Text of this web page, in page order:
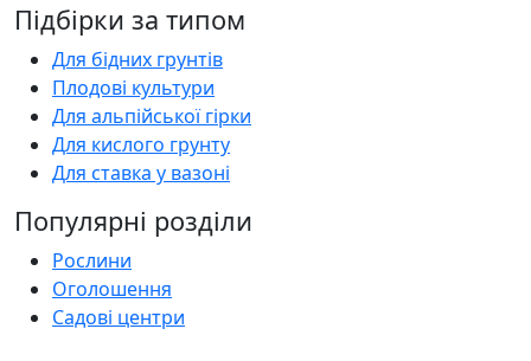
Підбірки за типом
Для бідних грунтів
Плодові культури
Для альпійської гірки
Для кислого грунту
Для ставка у вазоні
Популярні розділи
Рослини
Оголошення
Садові центри